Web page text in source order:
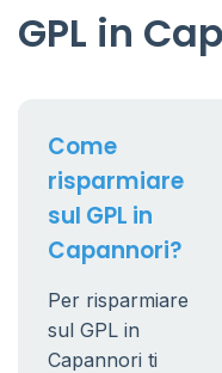
GPL in
Come
risparmiare
sul GPL in
Capannori?
Per risparmiare
sul GPL in
Capannori ti